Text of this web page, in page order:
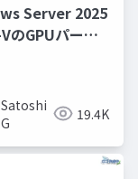
Server 2025
のGPUパーテ
Satoshi
G
19.4K